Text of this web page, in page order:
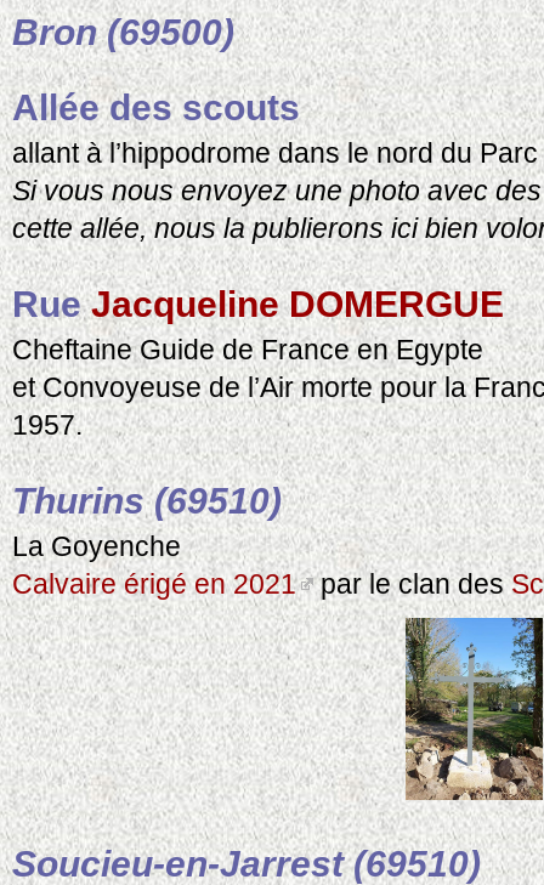
Bron (69500)
Allée des scouts
allant à l’hippodrome dans le nord du
Si vous nous envoyez une photo avec
cette allée, nous la publierons ici bien
RueJacqueline DOMERGUE
Cheftaine Guide de France en Egypte
et Convoyeuse de l’Air morte pour la
1957.
Thurins (69510)
La Goyenche
Calvaire érigé en 2021 par le clan des
Soucieu-en-Jarrest (69510)